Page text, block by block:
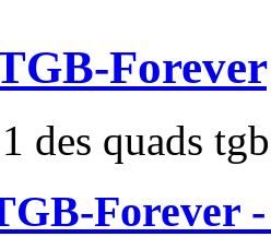
Forever
des quads tgb
Forever